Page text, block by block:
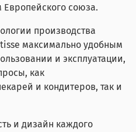
союза.
производства
максимально удобным
и эксплуатации,
как
и кондитеров, так и
и дизайн каждого